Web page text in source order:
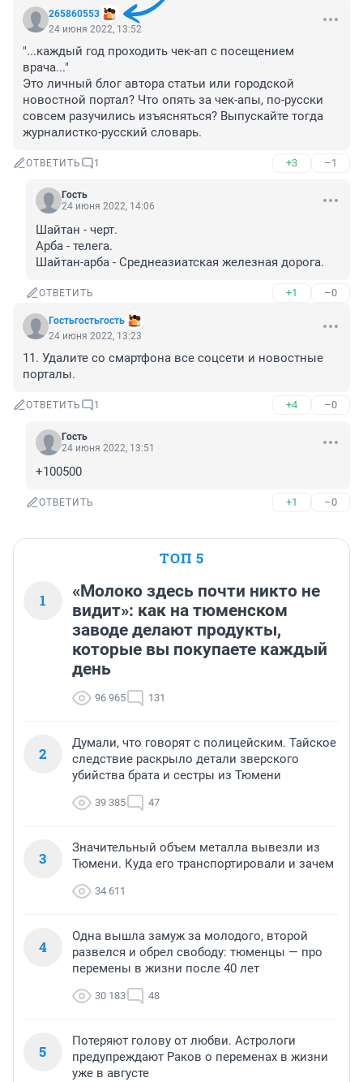
265860553
24 июня 2022, 13:52
"...каждый год проходить чек-ап с посещением
врача..."
Это личный блог автора статьи или городской
новостной портал? Что опять за чек-апы, по-русски
совсем разучились изъясняться? Выпускайте тогда
журналистко-русский словарь.
ОТВЕТИТЬ 1 +3 –1
Гость
24 июня 2022, 14:06
Шайтан - черт.
Арба - телега.
Шайтан-арба - Среднеазиатская железная дорога.
ОТВЕТИТЬ +1 –0
Гостьгостьгость
24 июня 2022, 13:23
11. Удалите со смартфона все соцсети и новостные
порталы.
ОТВЕТИТЬ 1 +4 –0
Гость
24 июня 2022, 13:51
+100500
ОТВЕТИТЬ +1 –0
ТОП 5
1
«Молоко здесь почти никто не
видит»: как на тюменском
заводе делают продукты,
которые вы покупаете каждый
день
96 965 131
2
Думали, что говорят с полицейским. Тайское
следствие раскрыло детали зверского
убийства брата и сестры из Тюмени
39 385 47
3
Значительный объем металла вывезли из
Тюмени. Куда его транспортировали и зачем
34 611
4
Одна вышла замуж за молодого, второй
развелся и обрел свободу: тюменцы — про
перемены в жизни после 40 лет
30 183 48
5
Потеряют голову от любви. Астрологи
предупреждают Раков о переменах в жизни
уже в августе